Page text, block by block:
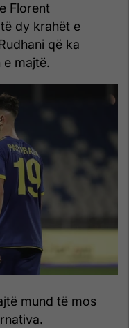
Florent
dy krahët e
që ka
majtë.
mund të mos